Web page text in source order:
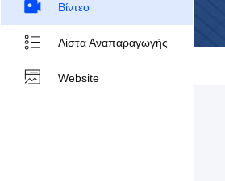
Βίντεο
Λίστα Αναπαραγωγής
Website